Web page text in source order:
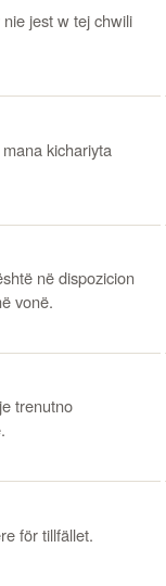
jest w tej chwili
kichariyta
në dispozicion
vonë.
trenutno
för tillfället.